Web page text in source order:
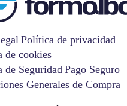
Política de privacidad
de cookies
de Seguridad Pago Seguro
Generales de Compra